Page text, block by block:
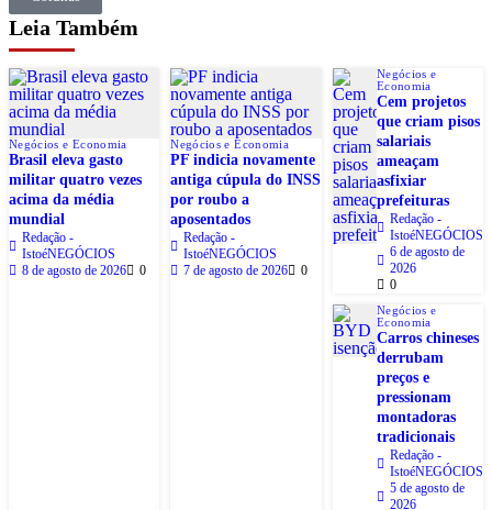
Leia Também
Negócios e Economia
Brasil eleva gasto
militar quatro vezes
acima da média
mundial
Redação -
IstoéNEGÓCIOS
8 de agosto de 2026
0
Negócios e Economia
PF indicia novamente
antiga cúpula do INSS
por roubo a
aposentados
Redação -
IstoéNEGÓCIOS
7 de agosto de 2026
0
Negócios e
Economia
Cem projetos
que criam pisos
salariais
ameaçam
asfixiar
prefeituras
Redação -
IstoéNEGÓCIOS
6 de agosto de
2026
0
Negócios e
Economia
Carros chineses
derrubam
preços e
pressionam
montadoras
tradicionais
Redação -
IstoéNEGÓCIOS
5 de agosto de
2026